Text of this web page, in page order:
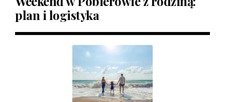
plan i logistyka